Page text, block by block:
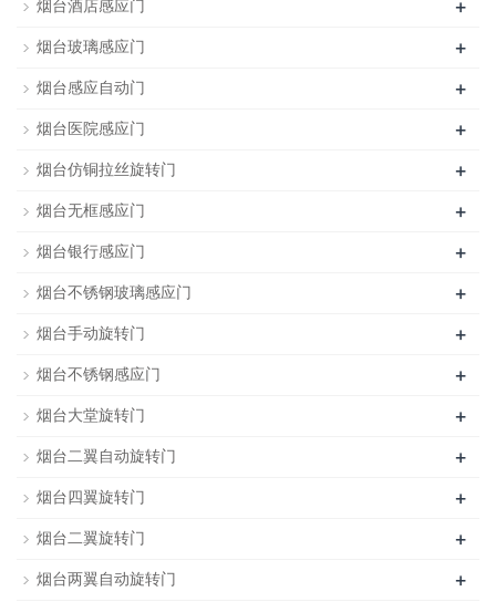
烟台酒店感应门 +
烟台玻璃感应门 +
烟台感应自动门 +
烟台医院感应门 +
烟台仿铜拉丝旋转门 +
烟台无框感应门 +
烟台银行感应门 +
烟台不锈钢玻璃感应门 +
烟台手动旋转门 +
烟台不锈钢感应门 +
烟台大堂旋转门 +
烟台二翼自动旋转门 +
烟台四翼旋转门 +
烟台二翼旋转门 +
烟台两翼自动旋转门 +